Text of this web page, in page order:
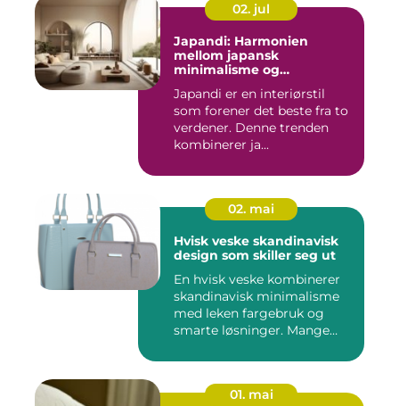
02. jul
Japandi: Harmonien
mellom japansk
minimalisme og
Japandi er en interiørstil
som forener det beste fra to
verdener. Denne trenden
kombinerer ja...
02. mai
Hvisk veske skandinavisk
design som skiller seg ut
En hvisk veske kombinerer
skandinavisk minimalisme
med leken fargebruk og
smarte løsninger. Mange
01. mai